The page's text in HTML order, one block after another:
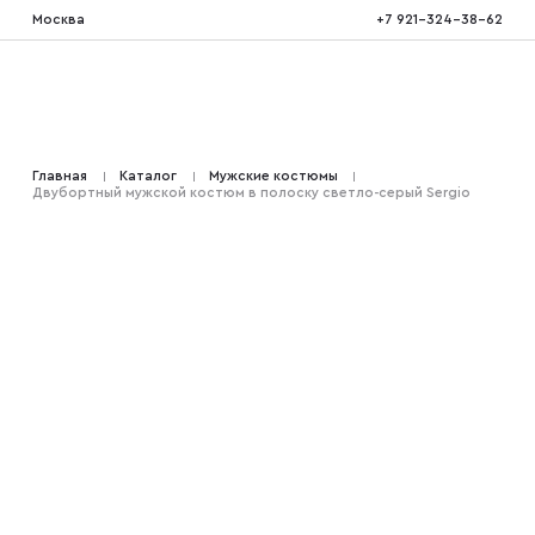
Москва +7 921-324-38-62
Костюмы двойка
Главная Каталог
Мужские костюмы
Двубортный мужской костюм в полоску светло-серый Sergio